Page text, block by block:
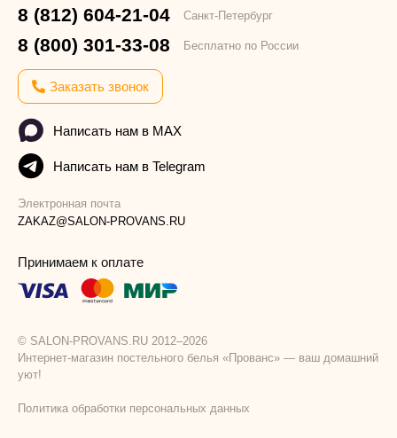
8 (812) 604-21-04 Санкт-Петербург
8 (800) 301-33-08 Бесплатно по России
Заказать звонок
Написать нам в MAX
Написать нам в Telegram
Электронная почта
ZAKAZ@SALON-PROVANS.RU
Принимаем к оплате
© SALON-PROVANS.RU 2012–2026
Интернет-магазин постельного белья «Прованс» — ваш домашний
уют!
Политика обработки персональных данных